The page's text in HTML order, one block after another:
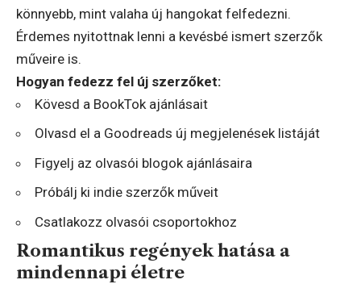
könnyebb, mint valaha új hangokat felfedezni.
Érdemes nyitottnak lenni a kevésbé ismert szerzők
műveire is.
Hogyan fedezz fel új szerzőket:
Kövesd a BookTok ajánlásait
Olvasd el a Goodreads új megjelenések listáját
Figyelj az olvasói blogok ajánlásaira
Próbálj ki indie szerzők műveit
Csatlakozz olvasói csoportokhoz
Romantikus regények hatása a
mindennapi életre